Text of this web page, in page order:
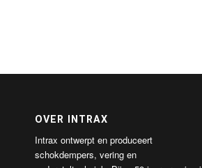
OVER INTRAX
Intrax ontwerpt en produceert
schokdempers, vering en